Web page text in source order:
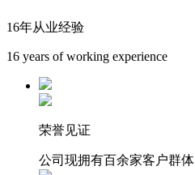
16年从业经验
16 years of working experience
荣誉见证
公司现拥有百余家客户群体